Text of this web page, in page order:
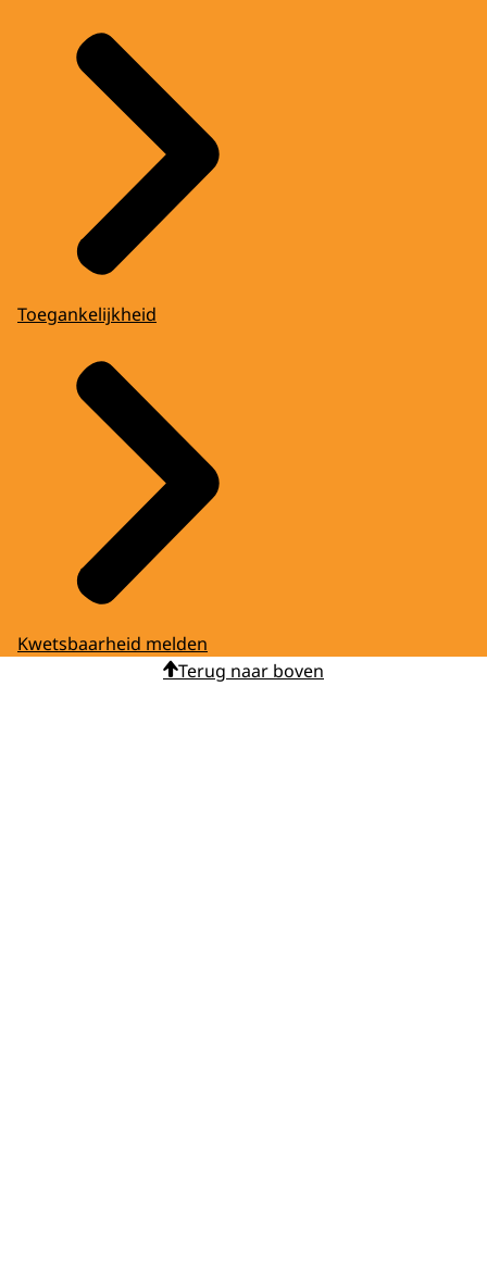
Toegankelijkheid
Kwetsbaarheid melden
Terug naar boven